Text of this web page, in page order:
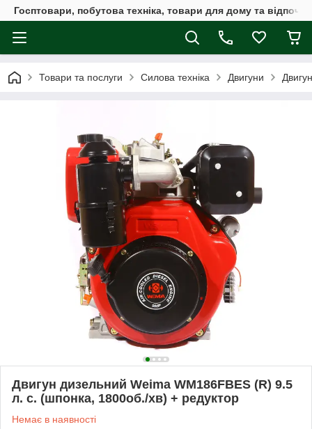
Госптовари, побутова техніка, товари для дому та
Товари та послуги Силова техніка Двигуни
Двигун дизельний Weima WM186FBES (R) 9.5
л. с. (шпонка, 1800об./хв) + редуктор
Немає в наявності